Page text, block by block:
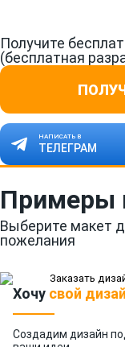
Получите
(бесплатная
НАПИСАТЬ В
ТЕЛЕГРАМ
Примеры
Выберите макет
пожелания
Хочу свой
Создадим дизайн